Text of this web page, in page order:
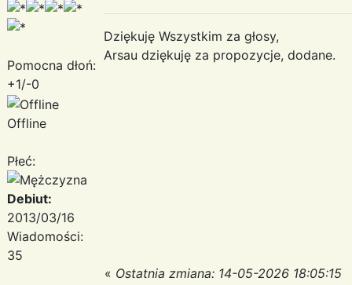
Pomocna dłoń:
+1/-0
Offline
Płeć:
Debiut:
2013/03/16
Wiadomości:
35
Dziękuję Wszystkim za głosy,
Arsau dziękuję za propozycje, dodane.
« Ostatnia zmiana: 14-05-2026 18:05:15